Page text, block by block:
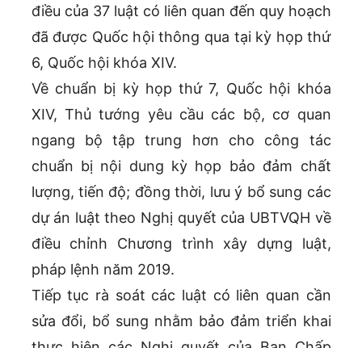
điều của 37 luật có liên quan đến quy hoạch
đã được Quốc hội thông qua tại kỳ họp thứ
6, Quốc hội khóa XIV.
Về chuẩn bị kỳ họp thứ 7, Quốc hội khóa
XIV, Thủ tướng yêu cầu các bộ, cơ quan
ngang bộ tập trung hơn cho công tác
chuẩn bị nội dung kỳ họp bảo đảm chất
lượng, tiến độ; đồng thời, lưu ý bổ sung các
dự án luật theo Nghị quyết của UBTVQH về
điều chỉnh Chương trình xây dựng luật,
pháp lệnh năm 2019.
Tiếp tục rà soát các luật có liên quan cần
sửa đổi, bổ sung nhằm bảo đảm triển khai